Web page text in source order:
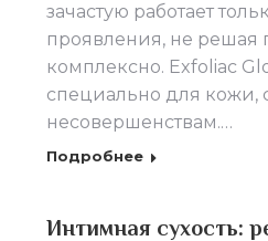
зачастую работает
проявления, не решая
комплексно. Exfoliac
специально для кожи,
несовершенствам.…
Подробнее
Интимная сухость: